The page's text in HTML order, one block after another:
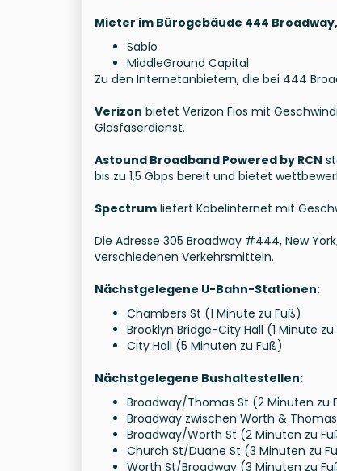
Mieter im Bürogebäude 444
Sabio
MiddleGround Capital
Zu den Internetanbietern, die bei 444
Verizon bietet Verizon Fios mit
Glasfaserdienst.
Astound Broadband Powered by RCN
bis zu 1,5 Gbps bereit und bietet
Spectrum liefert Kabelinternet mit
Die Adresse 305 Broadway #444, New
verschiedenen Verkehrsmitteln.
Nächstgelegene U-Bahn-Stationen:
Chambers St (1 Minute zu Fuß)
Brooklyn Bridge-City Hall (1 Minute zu
City Hall (5 Minuten zu Fuß)
Nächstgelegene Bushaltestellen:
Broadway/Thomas St (2 Minuten zu
Broadway zwischen Worth &
Broadway/Worth St (2 Minuten zu
Church St/Duane St (3 Minuten zu
Worth St/Broadway (3 Minuten zu